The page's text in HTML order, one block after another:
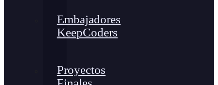
Embajadores
KeepCoders
Proyectos